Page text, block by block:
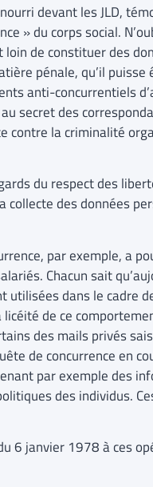
devant les JLD,
» du corps social.
de constituer des
pénale, qu’il puisse
anti-concurrentiels
secret des
contre la criminalité
du respect des
des données
par exemple, a
Chacun sait
utilisées dans le cadre
de ce
des mails privés
de concurrence en
par exemple des
des individus.
6 janvier 1978 à ces